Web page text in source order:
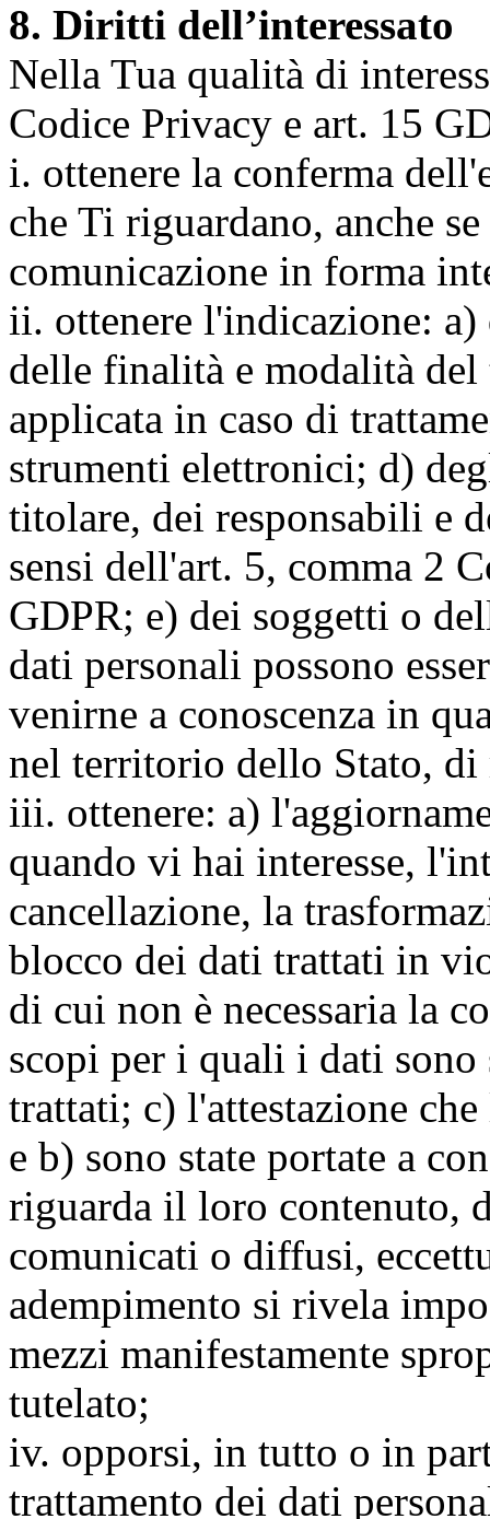
8. Diritti dell’interessato
Nella Tua qualità di
Codice Privacy e art. 15
i. ottenere la conferma
che Ti riguardano, anche
comunicazione in forma
ii. ottenere l'indicazione:
delle finalità e modalità
applicata in caso di
strumenti elettronici; d)
titolare, dei responsabili e
sensi dell'art. 5, comma 2
GDPR; e) dei soggetti o
dati personali possono
venirne a conoscenza in
nel territorio dello Stato,
iii. ottenere: a)
quando vi hai interesse,
cancellazione, la
blocco dei dati trattati in
di cui non è necessaria la
scopi per i quali i dati sono
trattati; c) l'attestazione
e b) sono state portate a
riguarda il loro contenuto,
comunicati o diffusi,
adempimento si rivela
mezzi manifestamente
tutelato;
iv. opporsi, in tutto o in
trattamento dei dati